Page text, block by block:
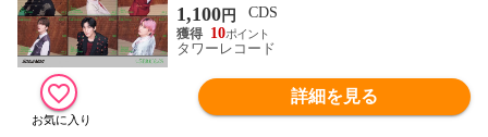
1,100円
CDS
10
タワーレコード
詳細を見る